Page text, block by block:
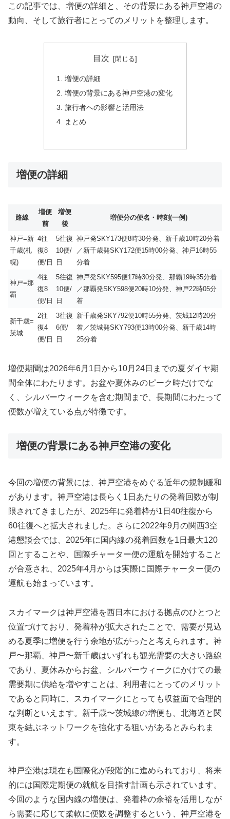
この記事では、増便の詳細と、その背景にある神戸空港の
動向、そして旅行者にとってのメリットを整理します。
目次
増便の詳細
増便の背景にある神戸空港の変化
旅行者への影響と活用法
まとめ
増便の詳細
路線
増便
前
増便
後
増便分の便名・時刻(一例)
神戸=新
千歳(札
幌)
4往
復8
便/日
5往復
10便/
日
神戸発SKY173便8時30分発、新千歳10時20分着
／新千歳発SKY172便15時00分発、神戸16時55
分着
神戸=那
覇
4往
復8
便/日
5往復
10便/
日
神戸発SKY595便17時30分発、那覇19時35分着
／那覇発SKY598便20時10分発、神戸22時05分
着
新千歳=
茨城
2往
復4
便/日
3往復
6便/
日
新千歳発SKY792便10時55分発、茨城12時20分
着／茨城発SKY793便13時00分発、新千歳14時
25分着
増便期間は2026年6月1日から10月24日までの夏ダイヤ期
間全体にわたります。お盆や夏休みのピーク時だけでな
く、シルバーウィークを含む期間まで、長期間にわたって
便数が増えている点が特徴です。
増便の背景にある神戸空港の変化
今回の増便の背景には、神戸空港をめぐる近年の規制緩和
があります。神戸空港は長らく1日あたりの発着回数が制
限されてきましたが、2025年に発着枠が1日40往復から
60往復へと拡大されました。さらに2022年9月の関西3空
港懇談会では、2025年に国内線の発着回数を1日最大120
回とすることや、国際チャーター便の運航を開始すること
が合意され、2025年4月からは実際に国際チャーター便の
運航も始まっています。
スカイマークは神戸空港を西日本における拠点のひとつと
位置づけており、発着枠が拡大されたことで、需要が見込
める夏季に増便を行う余地が広がったと考えられます。神
戸〜那覇、神戸〜新千歳はいずれも観光需要の大きい路線
であり、夏休みからお盆、シルバーウィークにかけての最
需要期に供給を増やすことは、利用者にとってのメリット
であると同時に、スカイマークにとっても収益面で合理的
な判断といえます。新千歳〜茨城線の増便も、北海道と関
東を結ぶネットワークを強化する狙いがあるとみられま
す。
神戸空港は現在も国際化が段階的に進められており、将来
的には国際定期便の就航を目指す計画も示されています。
今回のような国内線の増便は、発着枠の余裕を活用しなが
ら需要に応じて柔軟に便数を調整するという、神戸空港を